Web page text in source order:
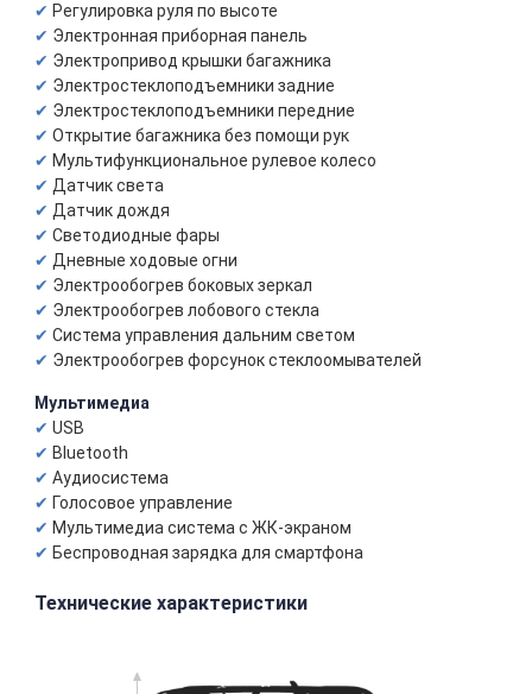
Регулировка руля по высоте
Электронная приборная панель
Электропривод крышки багажника
Электростеклоподъемники задние
Электростеклоподъемники передние
Открытие багажника без помощи рук
Мультифункциональное рулевое колесо
Датчик света
Датчик дождя
Светодиодные фары
Дневные ходовые огни
Электрообогрев боковых зеркал
Электрообогрев лобового стекла
Система управления дальним светом
Электрообогрев форсунок стеклоомывателей
Мультимедиа
USB
Bluetooth
Аудиосистема
Голосовое управление
Мультимедиа система с ЖК-экраном
Беспроводная зарядка для смартфона
Технические характеристики